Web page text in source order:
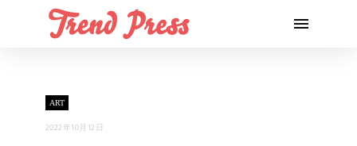
ART
2022年10月12日